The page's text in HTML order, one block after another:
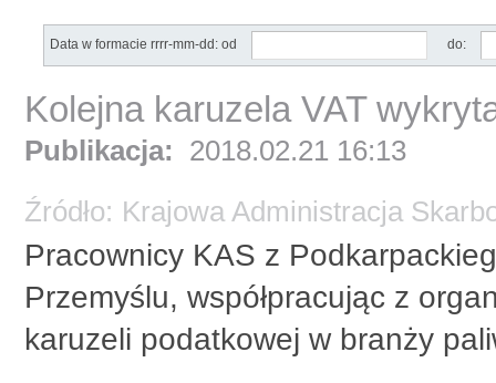
Data w formacie rrrr-mm-dd: od do:
Kolejna karuzela VAT
Publikacja:
2018.02.21 16:13
Źródło: Krajowa Administracja
Pracownicy KAS z
Przemyślu, współpracując z
karuzeli podatkowej w branży